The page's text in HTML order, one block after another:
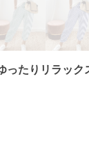
ったりリラック